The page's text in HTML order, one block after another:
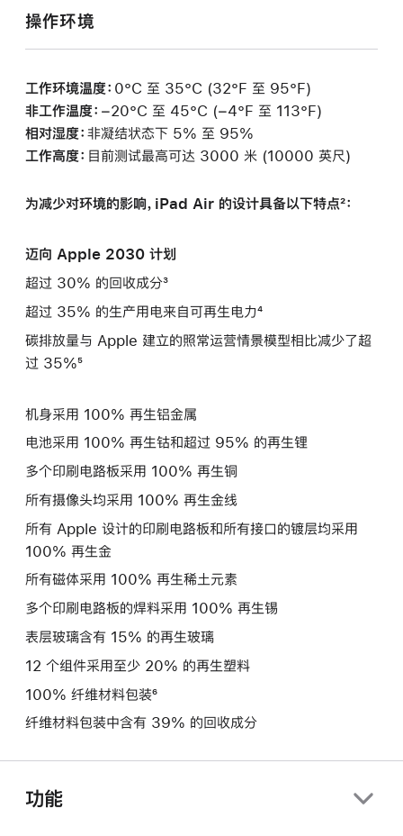
操作环境
工作环境温度： 0°C 至 35°C (32°F 至 95°F)
非工作温度： −20°C 至 45°C (−4°F 至 113°F)
相对湿度： 非凝结状态下 5% 至 95%
工作高度： 目前测试最高可达 3000 米 (10000 英尺)
为减少对环境的影响，iPad Air 的设计具备以下特点²：
迈向 Apple 2030 计划
超过 30% 的回收成分³
超过 35% 的生产用电来自可再生电力⁴
碳排放量与 Apple 建立的照常运营情景模型相比减少了超
过 35%⁵
机身采用 100% 再生铝金属
电池采用 100% 再生钴和超过 95% 的再生锂
多个印刷电路板采用 100% 再生铜
所有摄像头均采用 100% 再生金线
所有 Apple 设计的印刷电路板和所有接口的镀层均采用
100% 再生金
所有磁体采用 100% 再生稀土元素
多个印刷电路板的焊料采用 100% 再生锡
表层玻璃含有 15% 的再生玻璃
12 个组件采用至少 20% 的再生塑料
100% 纤维材料包装⁶
纤维材料包装中含有 39% 的回收成分
功能